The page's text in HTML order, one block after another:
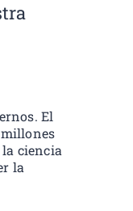
El
la ciencia
la